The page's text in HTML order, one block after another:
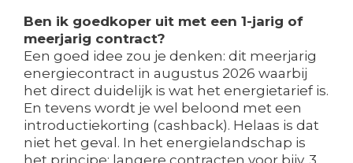
Ben ik goedkoper uit met een 1-jarig of
meerjarig contract?
Een goed idee zou je denken: dit meerjarig
energiecontract in augustus 2026 waarbij
het direct duidelijk is wat het energietarief is.
En tevens wordt je wel beloond met een
introductiekorting (cashback). Helaas is dat
niet het geval. In het energielandschap is